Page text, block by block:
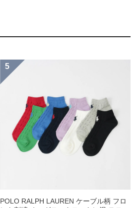
POLO RALPH LAUREN ケーブル柄 フロ